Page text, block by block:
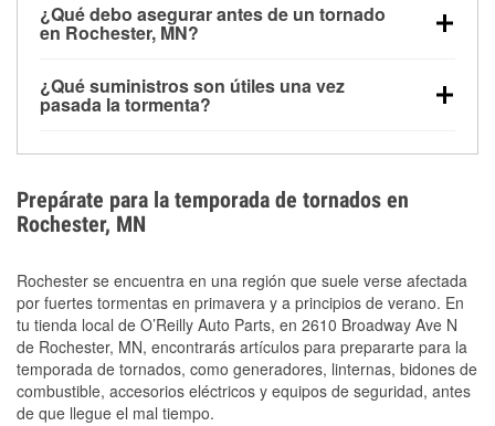
una distancia mínima de 20 pies de puertas y
ventanas, para evitar la acumulación de monóxido
¿Qué debo asegurar antes de un tornado
en Rochester, MN?
trampolines y cualquier objeto suelto del jardín
deben asegurarse o guardarse para reducir la
¿Qué suministros son útiles una vez
pasada la tormenta?
ayudan a reducir el riesgo de lesiones durante las
labores de limpiezas.
Prepárate para la temporada de tornados en
Rochester, MN
Rochester se encuentra en una región que suele verse afectada
por fuertes tormentas en primavera y a principios de verano. En
tu tienda local de O’Reilly Auto Parts, en 2610 Broadway Ave N
de Rochester, MN, encontrarás artículos para prepararte para la
temporada de tornados, como generadores, linternas, bidones de
combustible, accesorios eléctricos y equipos de seguridad, antes
de que llegue el mal tiempo.